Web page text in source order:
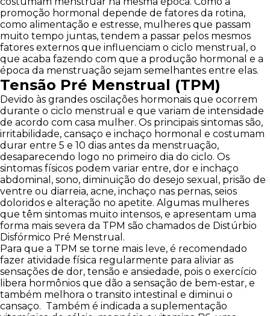
promoção hormonal depende de fatores da rotina,
como alimentação e estresse, mulheres que passam
muito tempo juntas, tendem a passar pelos mesmos
fatores externos que influenciam o ciclo menstrual, o
que acaba fazendo com que a produção hormonal e a
época da menstruação sejam semelhantes entre elas.
Tensão Pré Menstrual (TPM)
Devido às grandes oscilações hormonais que ocorrem
durante o ciclo menstrual e que variam de intensidade
de acordo com casa mulher. Os principais sintomas são,
irritabilidade, cansaço e inchaço hormonal e costumam
durar entre 5 e 10 dias antes da menstruação,
desaparecendo logo no primeiro dia do ciclo. Os
sintomas físicos podem variar entre, dor e inchaço
abdominal, sono, diminuição do desejo sexual, prisão de
ventre ou diarreia, acne, inchaço nas pernas, seios
doloridos e alteração no apetite. Algumas mulheres
que têm sintomas muito intensos, e apresentam uma
forma mais severa da TPM são chamados de Distúrbio
Disfórmico Pré Menstrual.
Para que a TPM se torne mais leve, é recomendado
fazer atividade física regularmente para aliviar as
sensações de dor, tensão e ansiedade, pois o exercício
libera hormônios que dão a sensação de bem-estar, e
também melhora o transito intestinal e diminui o
cansaço. Também é indicada a suplementação